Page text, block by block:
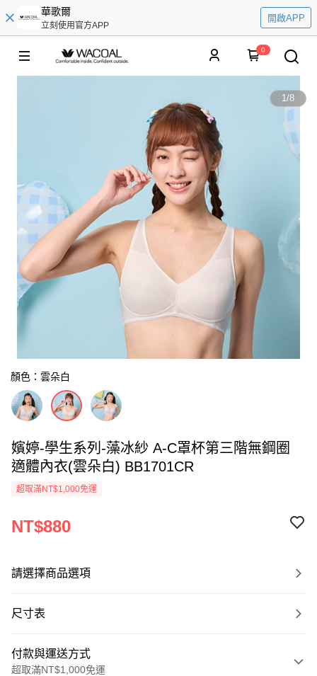
華歌爾
立刻使用官方APP
開啟APP
0
1/8
顏色：雲朵白
嬪婷-學生系列-藻冰紗 A-C罩杯第三階無鋼圈
適體內衣(雲朵白) BB1701CR
超取滿NT$1,000免運
NT$880
請選擇商品選項
尺寸表
付款與運送方式
超取滿NT$1,000免運